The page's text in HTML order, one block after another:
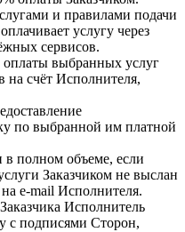
и правилами подачи
услугу через
сервисов.
оплаты выбранных услуг
на счёт Исполнителя,
по выбранной им платной
в полном объеме, если
Заказчиком не выслан
e-mail Исполнителя.
Исполнитель
с подписями Сторон,